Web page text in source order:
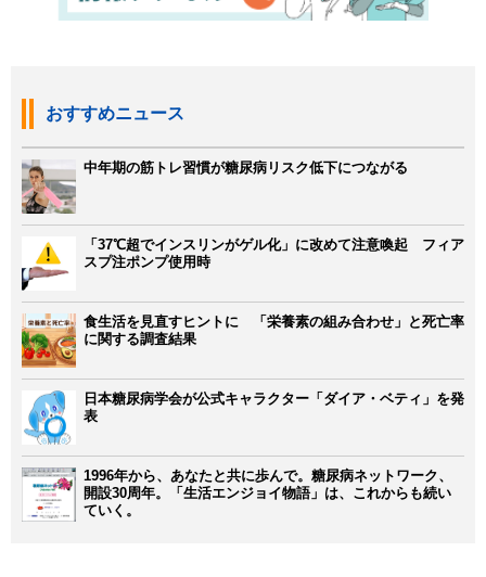
おすすめニュース
中年期の筋トレ習慣が糖尿病リスク低下につながる
「37℃超でインスリンがゲル化」に改めて注意喚起 フィア
スプ注ポンプ使用時
食生活を見直すヒントに 「栄養素の組み合わせ」と死亡率
に関する調査結果
日本糖尿病学会が公式キャラクター「ダイア・ベティ」を発
表
1996年から、あなたと共に歩んで。糖尿病ネットワーク、
開設30周年。「生活エンジョイ物語」は、これからも続い
ていく。